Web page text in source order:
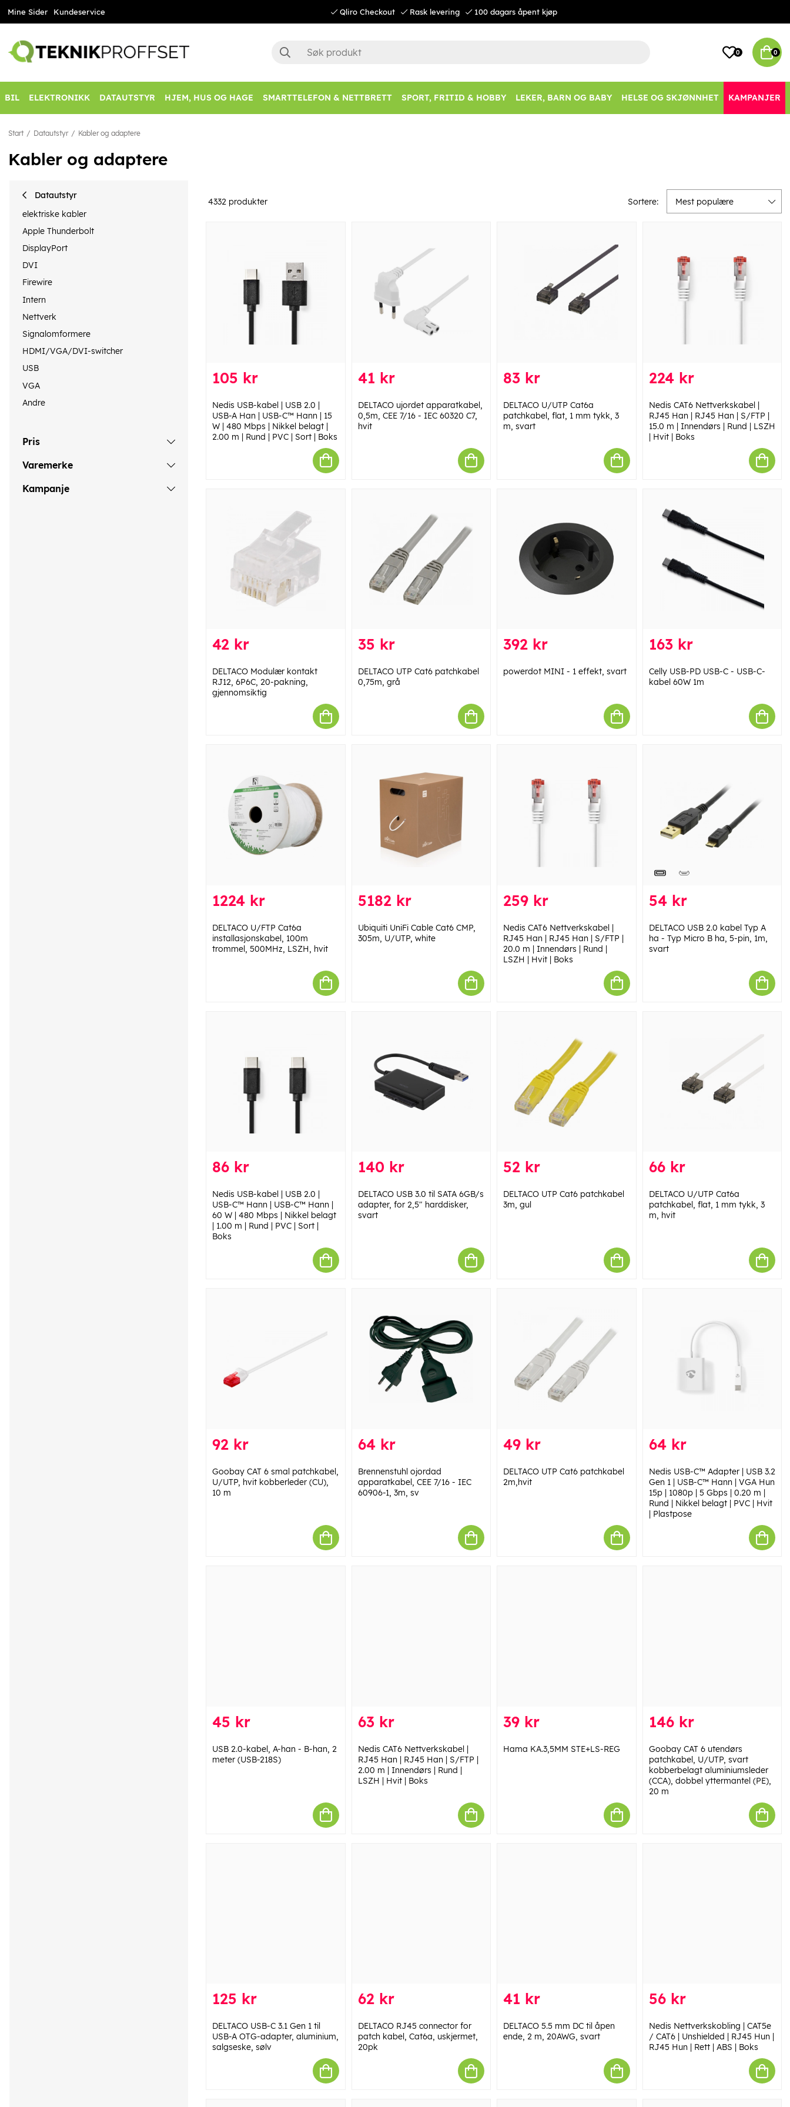
Mine Sider Kundeservice Qliro Checkout Rask levering 100 dagars åpent kjøp
0 0
BIL ELEKTRONIKK DATAUTSTYR HJEM, HUS OG HAGE SMARTTELEFON & NETTBRETT SPORT, FRITID & HOBBY LEKER, BARN OG BABY HELSE OG SKJØNNHET KAMPANJER
Start Datautstyr Kabler og adaptere
Kabler og adaptere
Datautstyr
elektriske kabler
Apple Thunderbolt
DisplayPort
DVI
Firewire
Intern
Nettverk
Signalomformere
HDMI/VGA/DVI-switcher
USB
VGA
Andre
Pris
Varemerke
Kampanje
4332 produkter Sortere: Mest populære
105 kr
Nedis USB-kabel | USB 2.0 |
USB-A Han | USB-C™ Hann | 15
W | 480 Mbps | Nikkel belagt |
2.00 m | Rund | PVC | Sort | Boks
41 kr
DELTACO ujordet apparatkabel,
0,5m, CEE 7/16 - IEC 60320 C7,
hvit
83 kr
DELTACO U/UTP Cat6a
patchkabel, flat, 1 mm tykk, 3
m, svart
224 kr
Nedis CAT6 Nettverkskabel |
RJ45 Han | RJ45 Han | S/FTP |
15.0 m | Innendørs | Rund | LSZH
| Hvit | Boks
42 kr
DELTACO Modulær kontakt
RJ12, 6P6C, 20-pakning,
gjennomsiktig
35 kr
DELTACO UTP Cat6 patchkabel
0,75m, grå
392 kr
powerdot MINI - 1 effekt, svart
163 kr
Celly USB-PD USB-C - USB-C-
kabel 60W 1m
1224 kr
DELTACO U/FTP Cat6a
installasjonskabel, 100m
trommel, 500MHz, LSZH, hvit
5182 kr
Ubiquiti UniFi Cable Cat6 CMP,
305m, U/UTP, white
259 kr
Nedis CAT6 Nettverkskabel |
RJ45 Han | RJ45 Han | S/FTP |
20.0 m | Innendørs | Rund |
LSZH | Hvit | Boks
54 kr
DELTACO USB 2.0 kabel Typ A
ha - Typ Micro B ha, 5-pin, 1m,
svart
86 kr
Nedis USB-kabel | USB 2.0 |
USB-C™ Hann | USB-C™ Hann |
60 W | 480 Mbps | Nikkel belagt
| 1.00 m | Rund | PVC | Sort |
Boks
140 kr
DELTACO USB 3.0 til SATA 6GB/s
adapter, for 2,5" harddisker,
svart
52 kr
DELTACO UTP Cat6 patchkabel
3m, gul
66 kr
DELTACO U/UTP Cat6a
patchkabel, flat, 1 mm tykk, 3
m, hvit
92 kr
Goobay CAT 6 smal patchkabel,
U/UTP, hvit kobberleder (CU),
10 m
64 kr
Brennenstuhl ojordad
apparatkabel, CEE 7/16 - IEC
60906-1, 3m, sv
49 kr
DELTACO UTP Cat6 patchkabel
2m,hvit
64 kr
Nedis USB-C™ Adapter | USB 3.2
Gen 1 | USB-C™ Hann | VGA Hun
15p | 1080p | 5 Gbps | 0.20 m |
Rund | Nikkel belagt | PVC | Hvit
| Plastpose
45 kr
USB 2.0-kabel, A-han - B-han, 2
meter (USB-218S)
63 kr
Nedis CAT6 Nettverkskabel |
RJ45 Han | RJ45 Han | S/FTP |
2.00 m | Innendørs | Rund |
LSZH | Hvit | Boks
39 kr
Hama KA.3,5MM STE+LS-REG
146 kr
Goobay CAT 6 utendørs
patchkabel, U/UTP, svart
kobberbelagt aluminiumsleder
(CCA), dobbel yttermantel (PE),
20 m
125 kr
DELTACO USB-C 3.1 Gen 1 til
USB-A OTG-adapter, aluminium,
salgseske, sølv
62 kr
DELTACO RJ45 connector for
patch kabel, Cat6a, uskjermet,
20pk
41 kr
DELTACO 5.5 mm DC til åpen
ende, 2 m, 20AWG, svart
56 kr
Nedis Nettverkskobling | CAT5e
/ CAT6 | Unshielded | RJ45 Hun |
RJ45 Hun | Rett | ABS | Boks